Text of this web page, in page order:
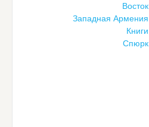
Восток
Западная Армения
Книги
Спюрк